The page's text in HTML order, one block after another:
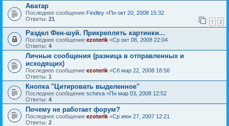
Аватар
Последнее сообщение Findley «Пн окт 20, 2008 15:32
Ответы: 21 1 2
Раздел Фен-шуй. Прикреплять картинки...
Последнее сообщение ezoterik «Ср окт 08, 2008 22:04
Ответы: 4
Личные сообщения (разница в отправленных и
исходящих)
Последнее сообщение ezoterik «Сб мар 22, 2008 18:56
Ответы: 1
Кнопка "Цитировать выделенное"
Последнее сообщение sсheva «Пн мар 03, 2008 12:52
Ответы: 4
Почему не работает форум?
Последнее сообщение ezoterik «Ср июн 27, 2007 12:21
Ответы: 2